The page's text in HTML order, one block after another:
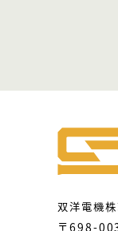
双洋電機
〒698-